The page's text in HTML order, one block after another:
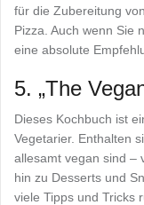
für die Zubereitung
Pizza. Auch wenn Sie
eine absolute
5. „The
Dieses Kochbuch ist
Vegetarier. Enthalten
allesamt vegan sind –
hin zu Desserts und
viele Tipps und Tricks